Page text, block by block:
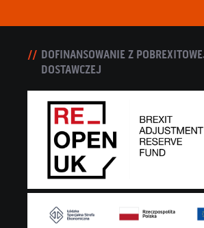
DOFINANSOWANIE Z
DOSTAWCZEJ